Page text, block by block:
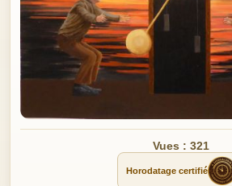
Vues : 321
Horodatage certifié